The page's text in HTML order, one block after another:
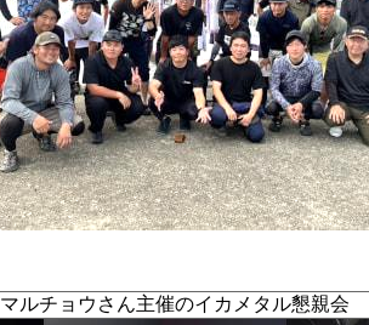
ルチョウさん主催のイカメタル懇親会